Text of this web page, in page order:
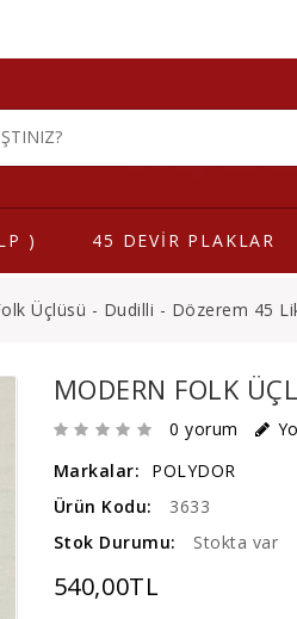
) 45 DEVİR PLAKLAR
Üçlüsü - Dudilli - Dözerem 45
MODERN FOLK
0 yorum
Markalar:
POLYDOR
Ürün Kodu:
3633
Stok Durumu:
Stokta var
540,00TL